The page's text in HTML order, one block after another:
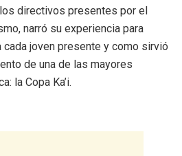
directivos presentes por el
narró su experiencia para
joven presente y como sirvió
de una de las mayores
la Copa Ka’i.